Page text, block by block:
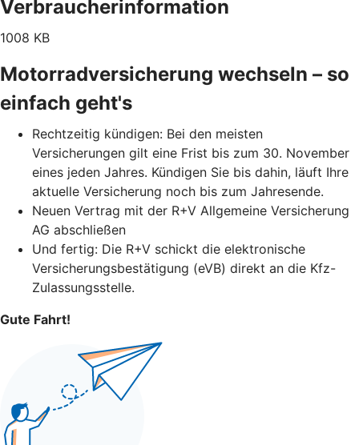
Verbraucherinformation
1008 KB
Motorradversicherung wechseln – so
einfach geht's
Rechtzeitig kündigen: Bei den meisten
Versicherungen gilt eine Frist bis zum 30. November
eines jeden Jahres. Kündigen Sie bis dahin, läuft Ihre
aktuelle Versicherung noch bis zum Jahresende.
Neuen Vertrag mit der R+V Allgemeine Versicherung
AG abschließen
Und fertig: Die R+V schickt die elektronische
Versicherungsbestätigung (eVB) direkt an die Kfz-
Zulassungsstelle.
Gute Fahrt!